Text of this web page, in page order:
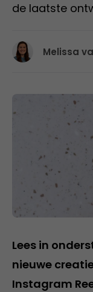
de laatste
Melissa
Lees in
nieuwe
Instagram